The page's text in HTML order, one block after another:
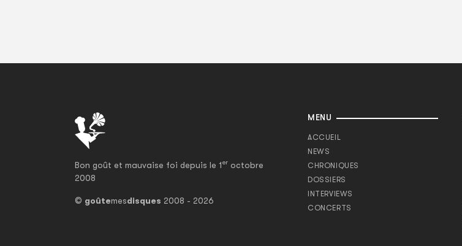
Bon goût et mauvaise foi depuis le 1er octobre
2008
© goûtemesdisques 2008 - 2026
MENU
ACCUEIL
NEWS
CHRONIQUES
DOSSIERS
INTERVIEWS
CONCERTS